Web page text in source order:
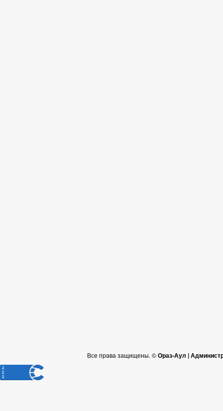
Все права защищены. ©Ораз-Аул |